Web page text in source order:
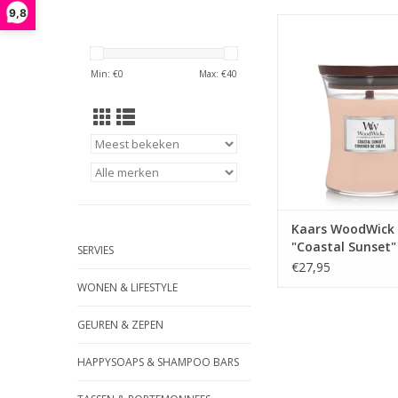
9,8
Min: €0 Max: €40
SERVIES
WONEN & LIFESTYLE
GEUREN & ZEPEN
HAPPYSOAPS & SHAMPOO BARS
gloed van de
Kaars WoodWick
"Coastal Sunset"
Medium -
€27,95